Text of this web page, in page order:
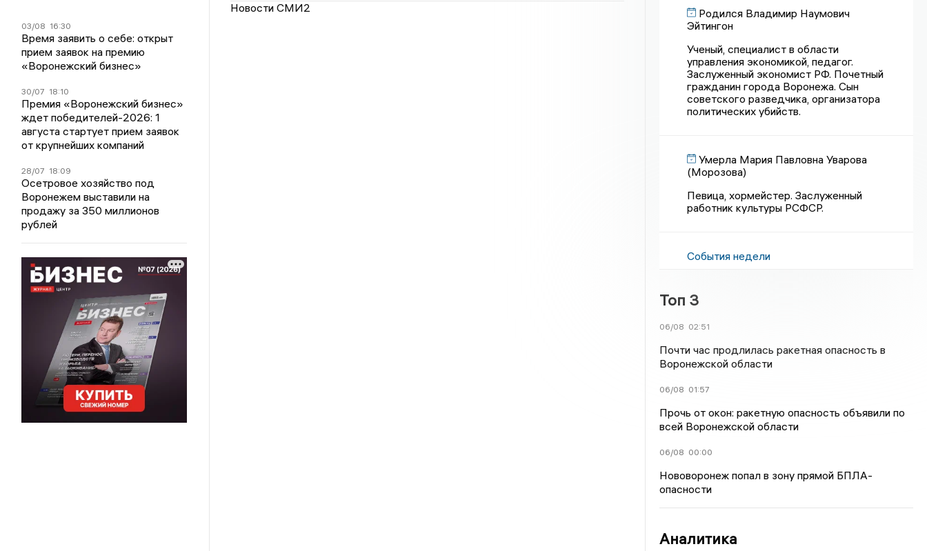
03/08 16:30
Время заявить о себе: открыт
прием заявок на премию
«Воронежский бизнес»
30/07 18:10
Премия «Воронежский бизнес»
ждет победителей-2026: 1
августа стартует прием заявок
от крупнейших компаний
28/07 18:09
Осетровое хозяйство под
Воронежем выставили на
продажу за 350 миллионов
рублей
Новости СМИ2
Родился Владимир Наумович
Эйтингон
Ученый, специалист в области
управления экономикой, педагог.
Заслуженный экономист РФ. Почетный
гражданин города Воронежа. Сын
советского разведчика, организатора
политических убийств.
Умерла Мария Павловна Уварова
(Морозова)
Певица, хормейстер. Заслуженный
работник культуры РСФСР.
События недели
Топ 3
06/08 02:51
Почти час продлилась ракетная опасность в
Воронежской области
06/08 01:57
Прочь от окон: ракетную опасность объявили по
всей Воронежской области
06/08 00:00
Нововоронеж попал в зону прямой БПЛА-
опасности
Аналитика